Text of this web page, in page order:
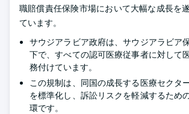
職賠償責任保険市場において大幅な成長を
ています。
サウジアラビア政府は、サウジアラビア
下で、すべての認可医療従事者に対して
務付けています。
この規制は、同国の成長する医療セクタ
を標準化し、訴訟リスクを軽減するため
環です。